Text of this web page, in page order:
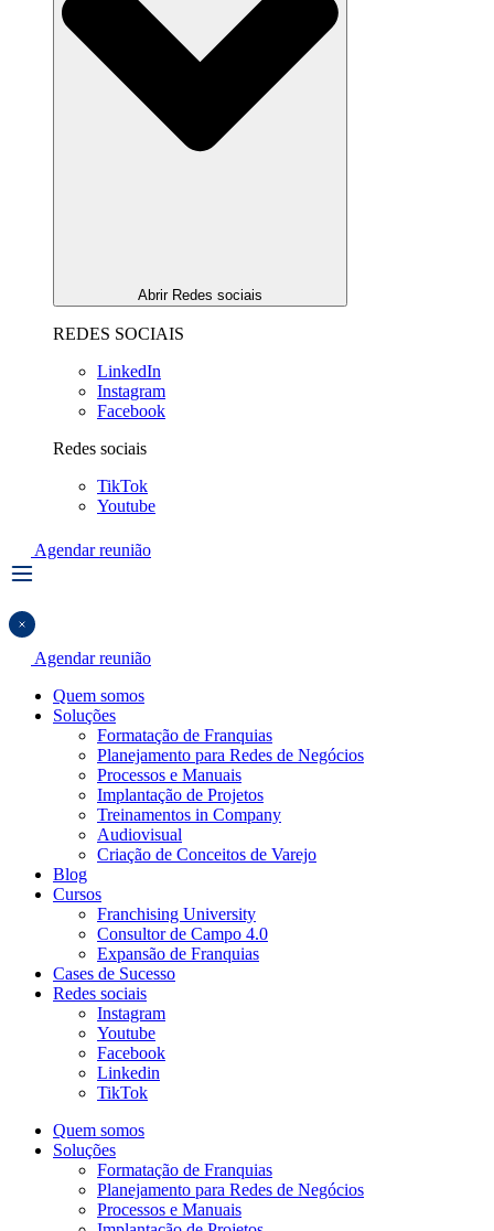
Abrir Redes sociais
REDES SOCIAIS
LinkedIn
Instagram
Facebook
Redes sociais
TikTok
Youtube
Agendar reunião
Agendar reunião
Quem somos
Soluções
Formatação de Franquias
Planejamento para Redes de Negócios
Processos e Manuais
Implantação de Projetos
Treinamentos in Company
Audiovisual
Criação de Conceitos de Varejo
Blog
Cursos
Franchising University
Consultor de Campo 4.0
Expansão de Franquias
Cases de Sucesso
Redes sociais
Instagram
Youtube
Facebook
Linkedin
TikTok
Quem somos
Soluções
Formatação de Franquias
Planejamento para Redes de Negócios
Processos e Manuais